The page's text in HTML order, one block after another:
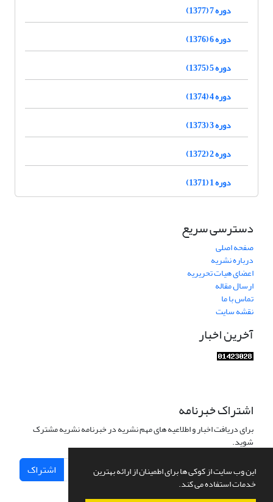
این وب سایت از کوکی ها برای اطمینان از ارائه بهترین
خدمات استفاده می کند.
دوره 7 (1377)
دوره 6 (1376)
دوره 5 (1375)
دوره 4 (1374)
دوره 3 (1373)
دوره 2 (1372)
دوره 1 (1371)
دسترسی سریع
صفحه اصلی
درباره نشریه
اعضای هیات تحریریه
ارسال مقاله
تماس با ما
نقشه سایت
آخرین اخبار
اشتراک خبرنامه
برای دریافت اخبار و اطلاعیه های مهم نشریه در خبرنامه نشریه مشترک
شوید.
اشتراک